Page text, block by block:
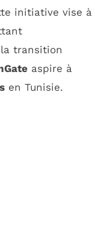
initiative vise à
la transition
aspire à
en Tunisie.